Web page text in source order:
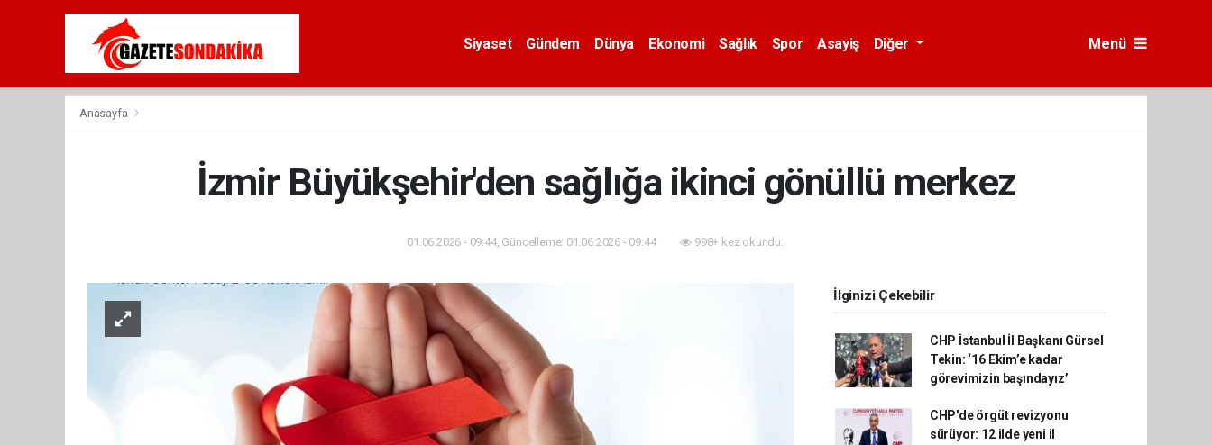
Siyaset Gündem Dünya Ekonomi Sağlık Spor Asayiş Diğer Menü
Anasayfa
İzmir Büyükşehir'den sağlığa ikinci gönüllü merkez
01.06.2026 - 09:44, Güncelleme: 01.06.2026 - 09:44 998+ kez okundu.
İlginizi Çekebilir
CHP İstanbul İl Başkanı Gürsel
Tekin: ‘16 Ekim’e kadar
görevimizin başındayız’
CHP'de örgüt revizyonu
sürüyor: 12 ilde yeni il